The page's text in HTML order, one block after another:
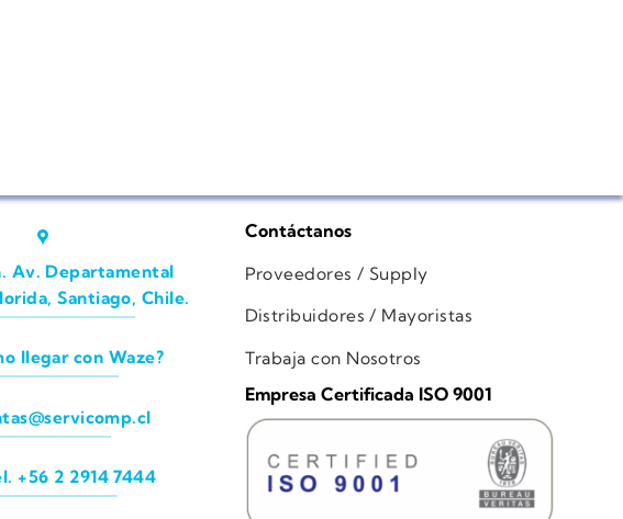
Av. Departamental
Santiago, Chile.
llegar con Waze?
+56 2 2914 7444
Contáctanos
Proveedores / Supply
Distribuidores / Mayoristas
Trabaja con Nosotros
Empresa Certificada ISO 9001